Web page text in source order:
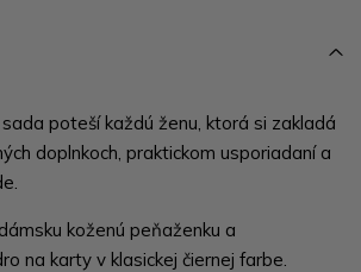
poteší každú ženu, ktorá si zakladá
doplnkoch, praktickom usporiadaní a
koženú peňaženku a
na karty v klasickej čiernej farbe.